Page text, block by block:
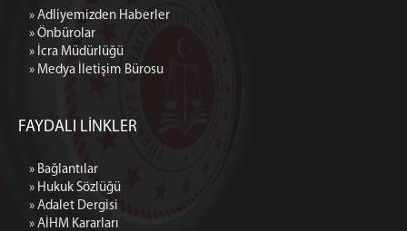
» Adliyemizden Haberler
» Önbürolar
» İcra Müdürlüğü
» Medya İletişim Bürosu
FAYDALI LİNKLER
» Bağlantılar
» Hukuk Sözlüğü
» Adalet Dergisi
» AİHM Kararları